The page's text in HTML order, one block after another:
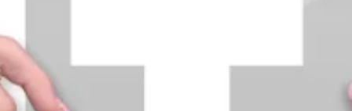
info@diamondline.lt